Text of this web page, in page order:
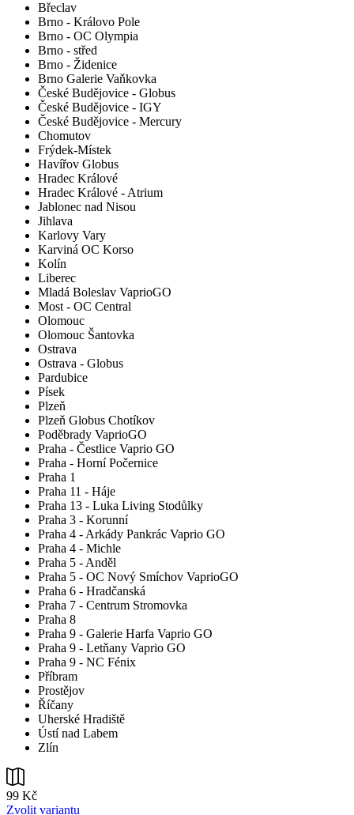
Břeclav
Brno - Královo Pole
Brno - OC Olympia
Brno - střed
Brno - Židenice
Brno Galerie Vaňkovka
České Budějovice - Globus
České Budějovice - IGY
České Budějovice - Mercury
Chomutov
Frýdek-Místek
Havířov Globus
Hradec Králové
Hradec Králové - Atrium
Jablonec nad Nisou
Jihlava
Karlovy Vary
Karviná OC Korso
Kolín
Liberec
Mladá Boleslav VaprioGO
Most - OC Central
Olomouc
Olomouc Šantovka
Ostrava
Ostrava - Globus
Pardubice
Písek
Plzeň
Plzeň Globus Chotíkov
Poděbrady VaprioGO
Praha - Čestlice Vaprio GO
Praha - Horní Počernice
Praha 1
Praha 11 - Háje
Praha 13 - Luka Living Stodůlky
Praha 3 - Korunní
Praha 4 - Arkády Pankrác Vaprio GO
Praha 4 - Michle
Praha 5 - Anděl
Praha 5 - OC Nový Smíchov VaprioGO
Praha 6 - Hradčanská
Praha 7 - Centrum Stromovka
Praha 8
Praha 9 - Galerie Harfa Vaprio GO
Praha 9 - Letňany Vaprio GO
Praha 9 - NC Fénix
Příbram
Prostějov
Říčany
Uherské Hradiště
Ústí nad Labem
Zlín
99 Kč
Zvolit variantu